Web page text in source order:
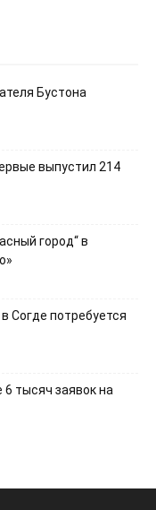
Бустона
выпустил 214
город“ в
Согде потребуется
тысяч заявок на